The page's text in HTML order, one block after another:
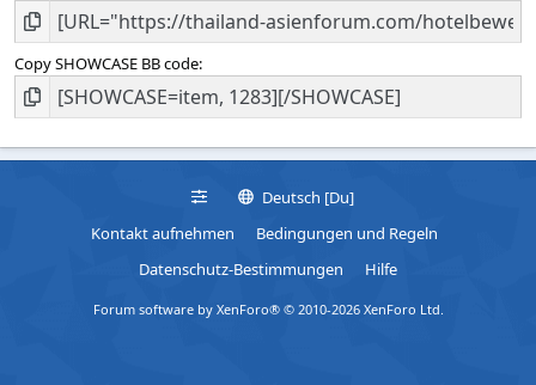
Copy SHOWCASE BB code
Deutsch [Du]
Kontakt aufnehmen
Bedingungen und Regeln
Datenschutz-Bestimmungen
Hilfe
Forum software by XenForo® © 2010-2026 XenForo Ltd.